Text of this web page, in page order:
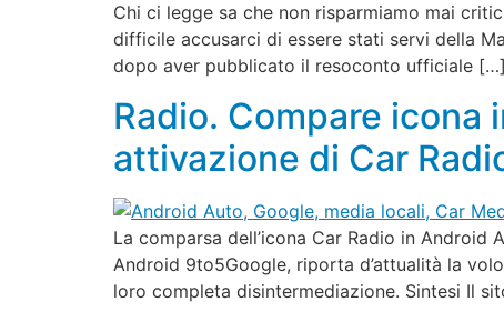
Chi ci legge sa che non risparmiamo mai
difficile accusarci di essere stati servi della
dopo aver pubblicato il resoconto ufficiale […]
Radio. Compare
attivazione di Car
La comparsa dell’icona Car Radio in
Android 9to5Google, riporta d’attualità la
loro completa disintermediazione. Sintesi Il